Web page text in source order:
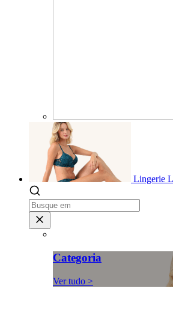
Lingerie
Categoria
Ver tudo >